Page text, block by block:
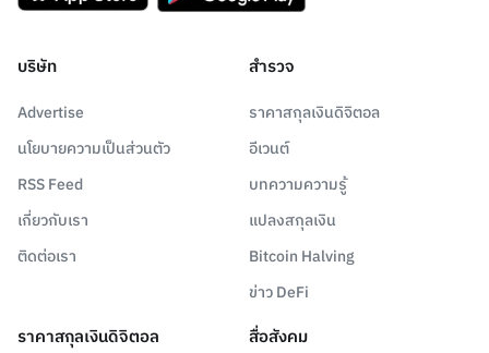
บริษัท
Advertise
นโยบายความเป็นส่วนตัว
RSS Feed
เกี่ยวกับเรา
ติดต่อเรา
สำรวจ
ราคาสกุลเงินดิจิตอล
อีเวนต์
บทความความรู้
แปลงสกุลเงิน
Bitcoin Halving
ข่าว DeFi
ราคาสกุลเงินดิจิตอล สื่อสังคม